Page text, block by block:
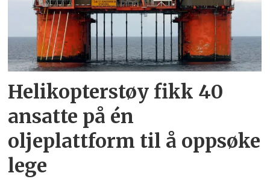
Helikopterstøy fikk 40
ansatte på én
oljeplattform til å oppsøke
lege